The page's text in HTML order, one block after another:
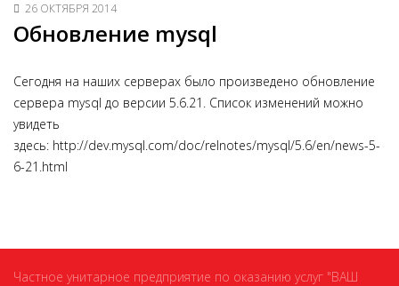
26 ОКТЯБРЯ 2014
Обновление mysql
Сегодня на наших серверах было произведено обновление
сервера mysql до версии 5.6.21. Список изменений можно
увидеть
здесь: http://dev.mysql.com/doc/relnotes/mysql/5.6/en/news-5-
6-21.html
Частное унитарное предприятие по оказанию услуг "ВАШ